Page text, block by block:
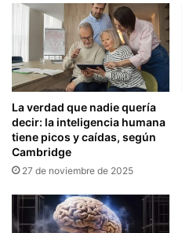
La verdad que nadie quería
decir: la inteligencia humana
tiene picos y caídas, según
Cambridge
27 de noviembre de 2025